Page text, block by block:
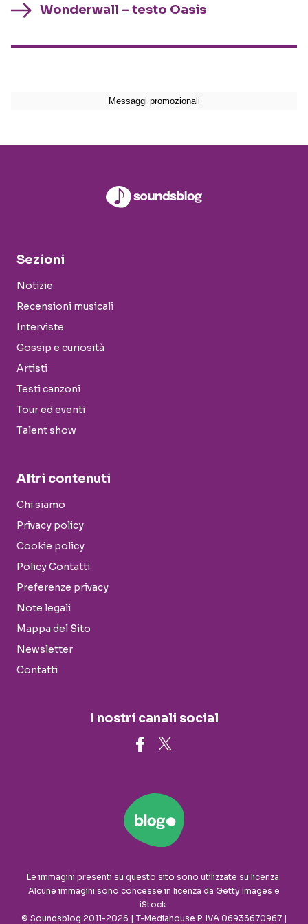
Wonderwall – testo Oasis
Sezioni
Notizie
Recensioni musicali
Interviste
Gossip e curiosità
Artisti
Testi canzoni
Tour ed eventi
Talent show
Altri contenuti
Chi siamo
Privacy policy
Cookie policy
Policy Contatti
Preferenze privacy
Note legali
Mappa del Sito
Newsletter
Contatti
I nostri canali social
Le immagini presenti su questo sito sono utilizzate su licenza.
Alcune immagini sono concesse in licenza da Getty Images e
iStock.
© Soundsblog 2011-2026 | T-Mediahouse P. IVA 06933670967 |